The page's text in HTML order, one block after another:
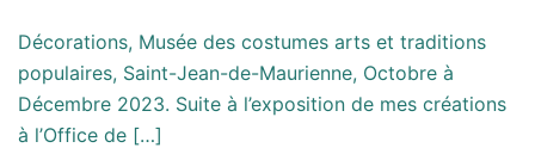
Décorations, Musée des costumes arts et traditions
populaires, Saint-Jean-de-Maurienne, Octobre à
Décembre 2023. Suite à l’exposition de mes créations
à l’Office de […]